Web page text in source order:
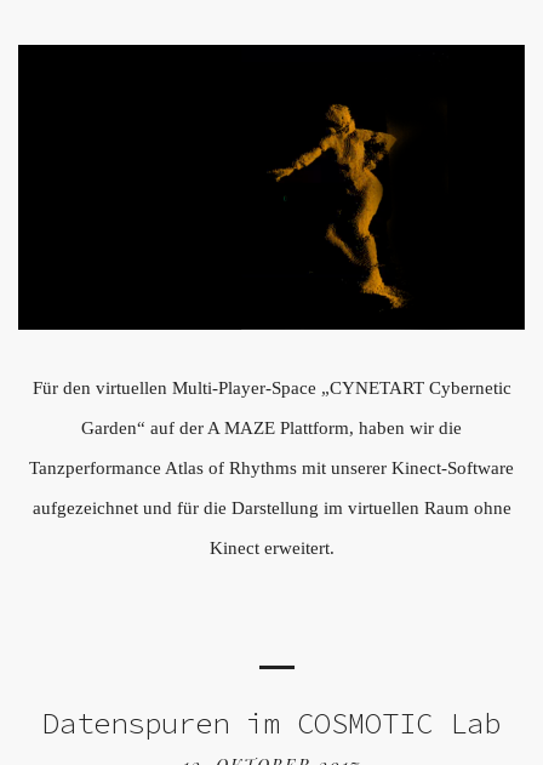
Für den virtuellen Multi-Player-Space „CYNETART Cybernetic
Garden“ auf der A MAZE Plattform, haben wir die
Tanzperformance Atlas of Rhythms mit unserer Kinect-Software
aufgezeichnet und für die Darstellung im virtuellen Raum ohne
Kinect erweitert.
Datenspuren im COSMOTIC Lab